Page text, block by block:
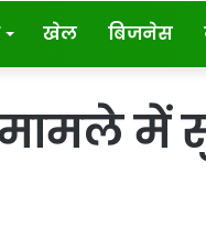
खेल बिजनेस
में